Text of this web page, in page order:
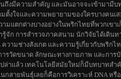
งมีความสำคัญ และมันอาจจะเข้ามามีบ
ตั้งใจและความพยายามของใครบางคน
มแตกต่างบางอย่างในพริกไทยที่พวกเข
จัก การสำรวจภาคสนาม นักวิจัยได้เดิน
มช่างสังเกต และความรู้เกี่ยวกับพริกไท
ารวัดขนาด ลักษณะทางกายภาพ และกา
ล่าแล้ว เทคโนโลยีสมัยใหม่ก็มีบทบาท
กสายพันธุ์เลยก็คือการวิเคราะห์ DNA